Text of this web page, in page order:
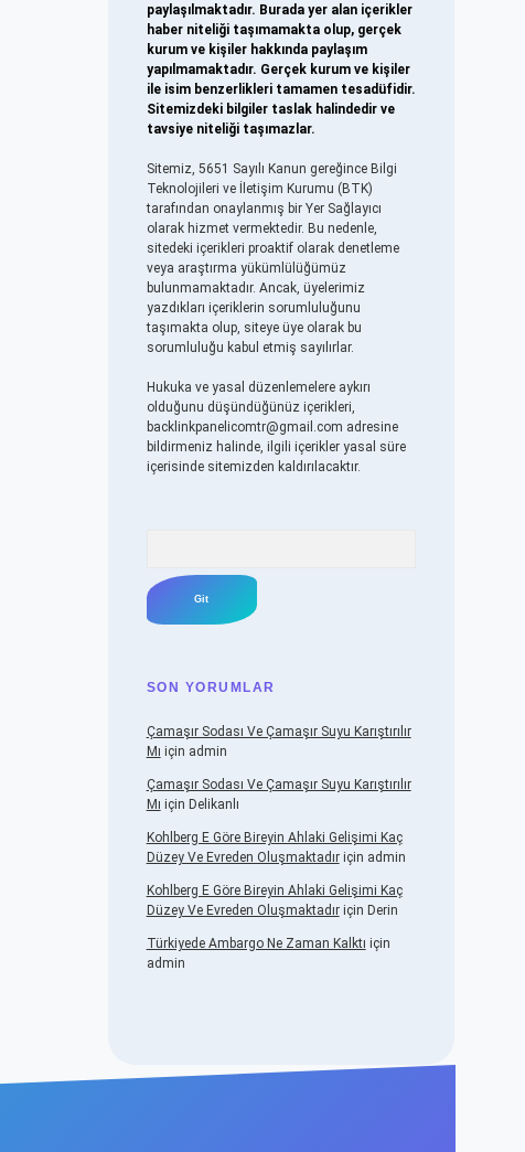
paylaşılmaktadır. Burada yer alan içerikler
haber niteliği taşımamakta olup, gerçek
kurum ve kişiler hakkında paylaşım
yapılmamaktadır. Gerçek kurum ve kişiler
ile isim benzerlikleri tamamen tesadüfidir.
Sitemizdeki bilgiler taslak halindedir ve
tavsiye niteliği taşımazlar.
Sitemiz, 5651 Sayılı Kanun gereğince Bilgi
Teknolojileri ve İletişim Kurumu (BTK)
tarafından onaylanmış bir Yer Sağlayıcı
olarak hizmet vermektedir. Bu nedenle,
sitedeki içerikleri proaktif olarak denetleme
veya araştırma yükümlülüğümüz
bulunmamaktadır. Ancak, üyelerimiz
yazdıkları içeriklerin sorumluluğunu
taşımakta olup, siteye üye olarak bu
sorumluluğu kabul etmiş sayılırlar.
Hukuka ve yasal düzenlemelere aykırı
olduğunu düşündüğünüz içerikleri,
backlinkpanelicomtr@gmail.com adresine
bildirmeniz halinde, ilgili içerikler yasal süre
içerisinde sitemizden kaldırılacaktır.
SON YORUMLAR
Çamaşır Sodası Ve Çamaşır Suyu Karıştırılır
Mı için admin
Çamaşır Sodası Ve Çamaşır Suyu Karıştırılır
Mı için Delikanlı
Kohlberg E Göre Bireyin Ahlaki Gelişimi Kaç
Düzey Ve Evreden Oluşmaktadıriçin admin
Kohlberg E Göre Bireyin Ahlaki Gelişimi Kaç
Düzey Ve Evreden Oluşmaktadıriçin Derin
Türkiyede Ambargo Ne Zaman Kalktı için
admin